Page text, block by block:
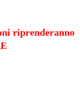
riprenderanno